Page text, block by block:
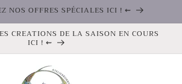
NOS OFFRES SPÉCIALES ICI ! ⇜
CREATIONS DE LA SAISON EN COURS
ICI ! ⇜